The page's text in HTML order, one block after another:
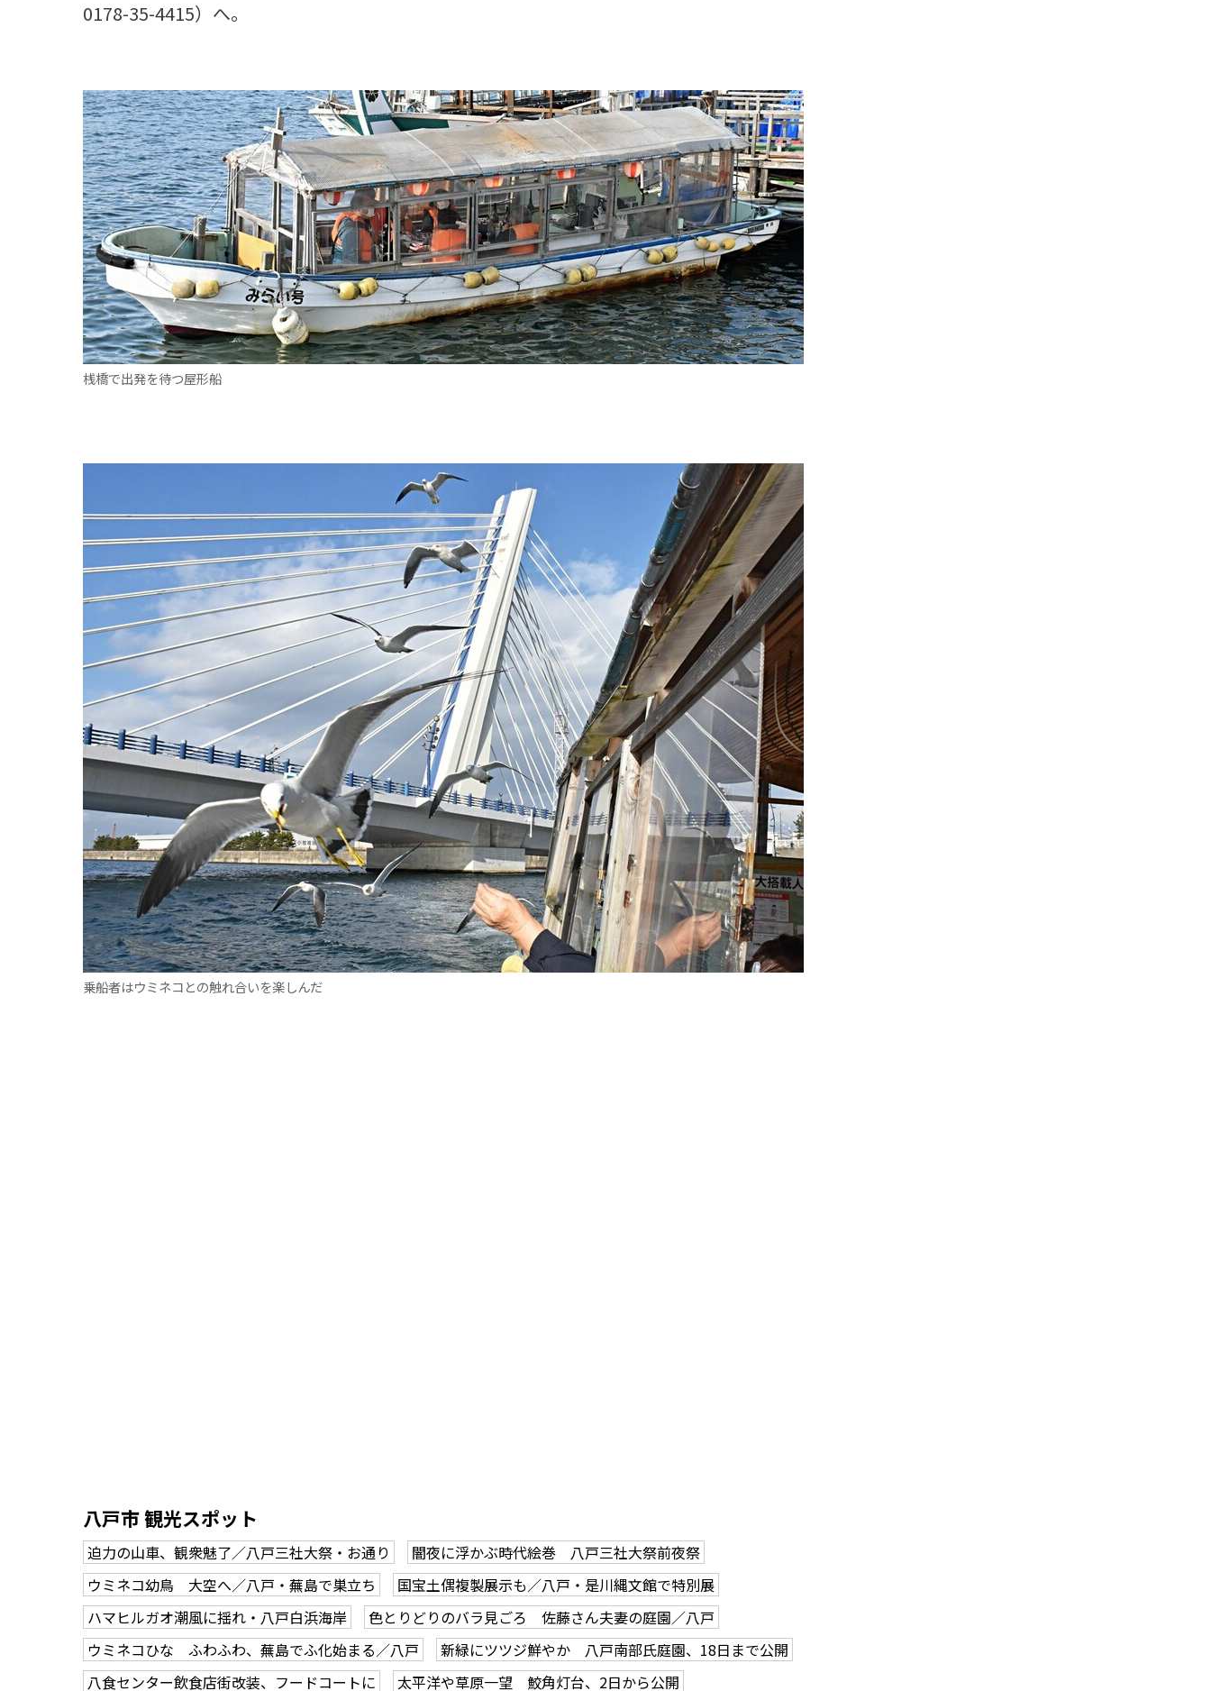
0178-35-4415）へ。
桟橋で出発を待つ屋形船
乗船者はウミネコとの触れ合いを楽しんだ
八戸市 観光スポット
迫力の山車、観衆魅了／八戸三社大祭・お通り
闇夜に浮かぶ時代絵巻 八戸三社大祭前夜祭
ウミネコ幼鳥 大空へ／八戸・蕪島で巣立ち
国宝土偶複製展示も／八戸・是川縄文館で特別展
ハマヒルガオ潮風に揺れ・八戸白浜海岸
色とりどりのバラ見ごろ 佐藤さん夫妻の庭園／八戸
ウミネコひな ふわふわ、蕪島でふ化始まる／八戸
新緑にツツジ鮮やか 八戸南部氏庭園、18日まで公開
八食センター飲食店街改装、フードコートに
太平洋や草原一望 鮫角灯台、2日から公開